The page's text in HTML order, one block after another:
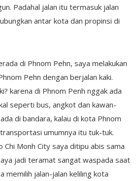
Padahal jalan itu termasuk jalan
antar kota dan propinsi di
di Phnom Pehn, saya melakukan
Pehn dengan berjalan kaki.
karena di Phnom Penh nggak ada
seperti bus, angkot dan kawan-
di bandara, kalau di kota Phnom
umumnya itu tuk-tuk.
Chi Monh City saya ditipu abis sama
jadi teramat sangat waspada saat
memilih jalan-jalan keliling kota